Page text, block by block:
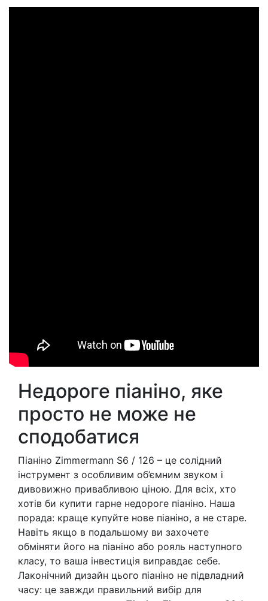
Недороге піаніно, яке
просто не може не
сподобатися
Піаніно Zimmermann S6 / 126 – це солідний
інструмент з особливим об’ємним звуком і
дивовижно привабливою ціною. Для всіх, хто
хотів би купити гарне недороге піаніно. Наша
порада: краще купуйте нове піаніно, а не старе.
Навіть якщо в подальшому ви захочете
обміняти його на піаніно або рояль наступного
класу, то ваша інвестиція виправдає себе.
Лаконічний дизайн цього піаніно не підвладний
часу: це завжди правильний вибір для